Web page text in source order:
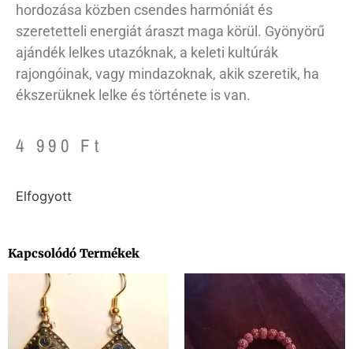
hordozása közben csendes harmóniát és
szeretetteli energiát áraszt maga körül. Gyönyörű
ajándék lelkes utazóknak, a keleti kultúrák
rajongóinak, vagy mindazoknak, akik szeretik, ha
ékszerüknek lelke és története is van.
4 990 Ft
Elfogyott
Kapcsolódó Termékek